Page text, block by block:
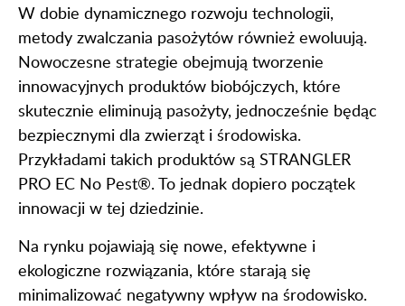
W dobie dynamicznego rozwoju technologii,
metody zwalczania pasożytów również ewoluują.
Nowoczesne strategie obejmują tworzenie
innowacyjnych produktów biobójczych, które
skutecznie eliminują pasożyty, jednocześnie będąc
bezpiecznymi dla zwierząt i środowiska.
Przykładami takich produktów są STRANGLER
PRO EC No Pest®. To jednak dopiero początek
innowacji w tej dziedzinie.
Na rynku pojawiają się nowe, efektywne i
ekologiczne rozwiązania, które starają się
minimalizować negatywny wpływ na środowisko.